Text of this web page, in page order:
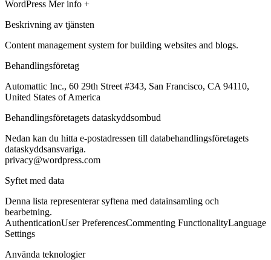
WordPress Mer info +
Beskrivning av tjänsten
Content management system for building websites and blogs.
Behandlingsföretag
Automattic Inc., 60 29th Street #343, San Francisco, CA 94110,
United States of America
Behandlingsföretagets dataskyddsombud
Nedan kan du hitta e-postadressen till databehandlingsföretagets
dataskyddsansvariga.
privacy@wordpress.com
Syftet med data
Denna lista representerar syftena med datainsamling och
bearbetning.
AuthenticationUser PreferencesCommenting FunctionalityLanguage
Settings
Använda teknologier